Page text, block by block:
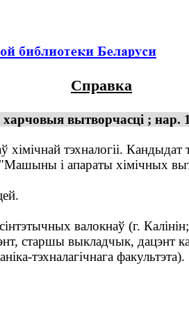
Справка
вытворчасці ; нар.
тэхналогіі.
і апараты хімічных
валокнаў (г.
старшы выкладчык,
тэхналагічнага факультэта).